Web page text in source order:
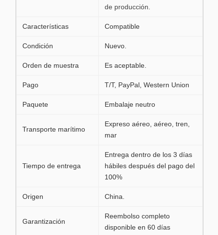
de producción.
Características Compatible
Condición Nuevo.
Orden de muestra Es aceptable.
Pago T/T, PayPal, Western Union
Paquete Embalaje neutro
Transporte marítimo
Expreso aéreo, aéreo, tren,
mar
Tiempo de entrega
Entrega dentro de los 3 días
hábiles después del pago del
100%
Origen China.
Garantización
Reembolso completo
disponible en 60 días